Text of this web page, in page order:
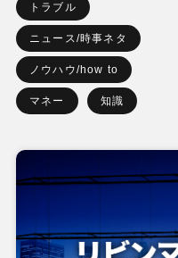
トラブル
ニュース/時事ネタ
ノウハウ/how to
マネー 知識